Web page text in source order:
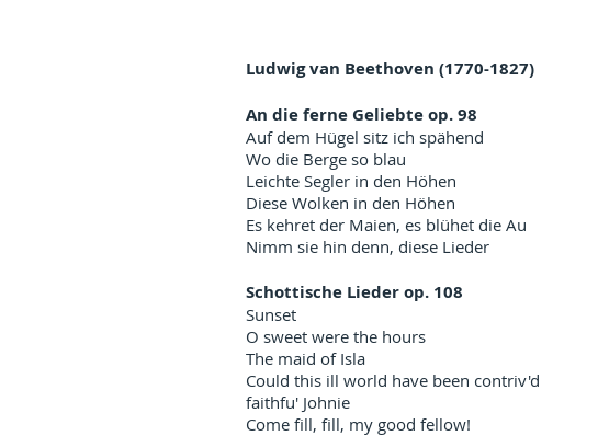
Ludwig van Beethoven (1770-1827)
An die ferne Geliebte op. 98
Auf dem Hügel sitz ich spähend
Wo die Berge so blau
Leichte Segler in den Höhen
Diese Wolken in den Höhen
Es kehret der Maien, es blühet die Au
Nimm sie hin denn, diese Lieder
Schottische Lieder op. 108
Sunset
O sweet were the hours
The maid of Isla
Could this ill world have been contriv'd
faithfu' Johnie
Come fill, fill, my good fellow!